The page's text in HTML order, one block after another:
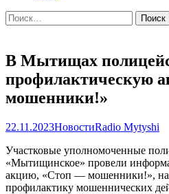
Найти:
В Мытищах
профилактическую
мошенники!»
22.11.2023НовостиRadio Mytyshi
Участковые уполномоченные
«Мытищинское» провели
акцию, «Стоп — мошенники!»,
профилактику мошеннических